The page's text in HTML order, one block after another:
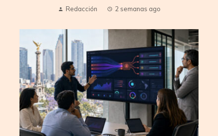
Redacción 2 semanas ago